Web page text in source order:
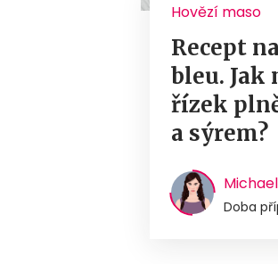
Hovězí maso
Recept
bleu. Jak
řízek
a sýrem?
Doba